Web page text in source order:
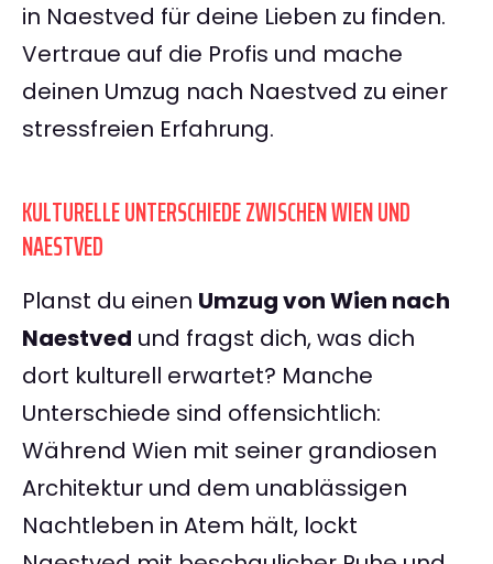
in Naestved für deine Lieben zu finden.
Vertraue auf die Profis und mache
deinen Umzug nach Naestved zu einer
stressfreien Erfahrung.
KULTURELLE UNTERSCHIEDE ZWISCHEN WIEN UND
NAESTVED
Planst du einen Umzug von Wien nach
Naestved und fragst dich, was dich
dort kulturell erwartet? Manche
Unterschiede sind offensichtlich:
Während Wien mit seiner grandiosen
Architektur und dem unablässigen
Nachtleben in Atem hält, lockt